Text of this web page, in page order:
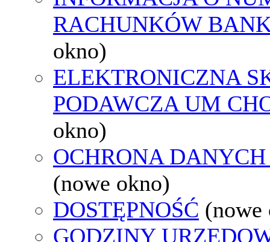
RACHUNKÓW
okno)
ELEKTRONICZNA
PODAWCZA UM
okno)
OCHRONA
(nowe okno)
DOSTĘPNOŚĆ (nowe
GODZINY